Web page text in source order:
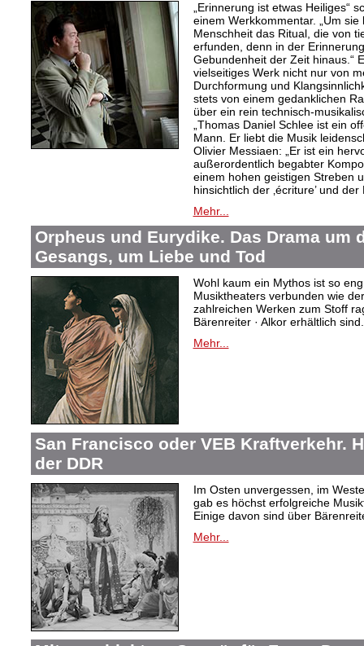
„Erinnerung ist etwas Heiliges“
einem Werkkommentar. „Um
Menschheit das Ritual, die von
erfunden, denn in der
Gebundenheit der Zeit hinaus.“
vielseitiges Werk nicht nur von
Durchformung und
stets von einem gedanklichen
über ein rein technisch-
„Thomas Daniel Schlee ist ein
Mann. Er liebt die Musik
Olivier Messiaen: „Er ist ein
außerordentlich begabter
einem hohen geistigen Streben
hinsichtlich der ‚écriture’ und der
Mehr...
Orpheus und Eurydike. Das Drama um
Gesangs, um Liebe und Tod
Wohl kaum ein Mythos ist so
Musiktheaters verbunden wie
zahlreichen Werken zum Stoff
Bärenreiter · Alkor erhältlich sind.
Mehr...
San Francisco oder VEB Kraftverkehr.
der DDR
Im Osten unvergessen, im
gab es höchst erfolgreiche
Einige davon sind über
Mehr...